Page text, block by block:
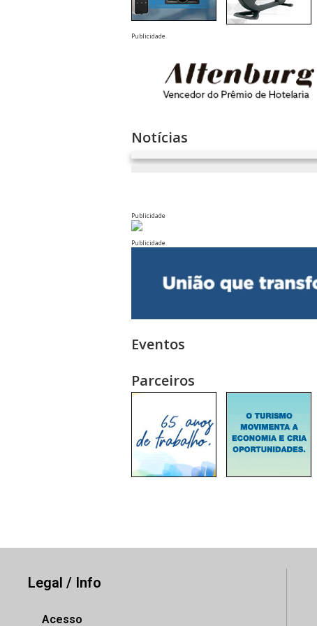
Publicidade
Notícias
Publicidade
Publicidade
Eventos
Parceiros
Legal / Info
Acesso